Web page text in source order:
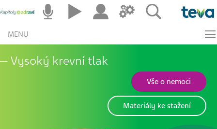
MENU
Vysoký krevní tlak
Vše o nemoci
Materiály ke stažení